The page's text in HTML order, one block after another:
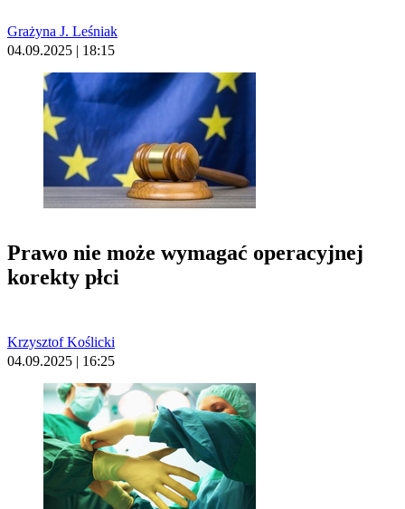
Grażyna J. Leśniak
04.09.2025 | 18:15
Prawo nie może wymagać operacyjnej
korekty płci
Krzysztof Koślicki
04.09.2025 | 16:25